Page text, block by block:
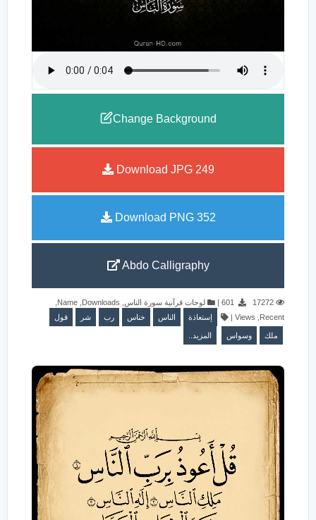
Change Background
Download JPG 249
Download PNG 352
Abdo Calligraphy
17272
601
| لوحات قرآنية سورة الناس ,
Downloads
,
Name
,
Recent
,
Views
| إستعاذة الناس خناس رب شر قول
ملك وسواس المزيد..